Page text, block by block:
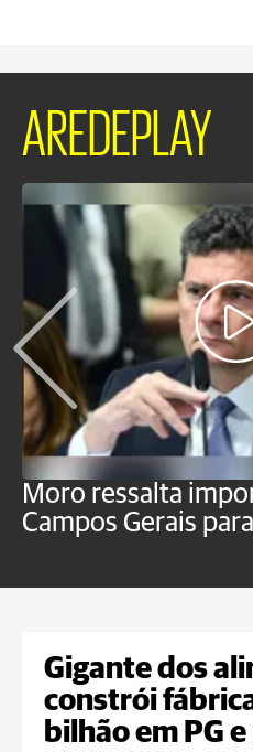
AREDEPLAY
Moro ressalta
Campos Gerais
Gigante dos
constrói fábrica
bilhão em PG